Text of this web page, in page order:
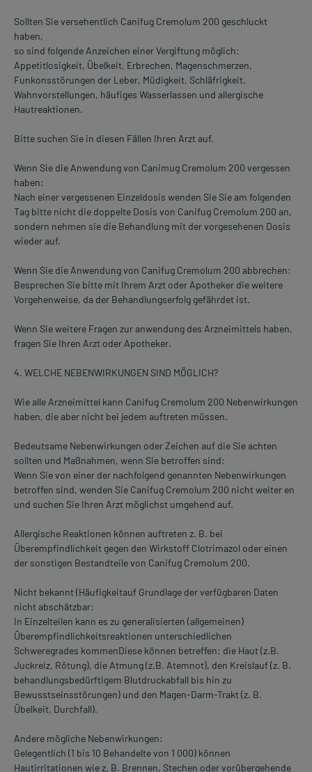
Sollten Sie versehentlich Canifug Cremolum 200 geschluckt
haben,
so sind folgende Anzeichen einer Vergiftung möglich:
Appetitlosigkeit, Übelkeit, Erbrechen, Magenschmerzen,
Funkonsstörungen der Leber, Müdigkeit, Schläfrigkeit,
Wahnvorstellungen, häufiges Wasserlassen und allergische
Hautreaktionen.
Bitte suchen Sie in diesen Fällen Ihren Arzt auf.
Wenn Sie die Anwendung von Canimug Cremolum 200 vergessen
haben:
Nach einer vergessenen Einzeldosis wenden Sie Sie am folgenden
Tag bitte nicht die doppelte Dosis von Canifug Cremolum 200 an,
sondern nehmen sie die Behandlung mit der vorgesehenen Dosis
wieder auf.
Wenn Sie die Anwendung von Canifug Cremolum 200 abbrechen:
Besprechen Sie bitte mit Ihrem Arzt oder Apotheker die weitere
Vorgehenweise, da der Behandlungserfolg gefährdet ist.
Wenn Sie weitere Fragen zur anwendung des Arzneimittels haben,
fragen Sie Ihren Arzt oder Apotheker.
4. WELCHE NEBENWIRKUNGEN SIND MÖGLICH?
Wie alle Arzneimittel kann Canifug Cremolum 200 Nebenwirkungen
haben, die aber nicht bei jedem auftreten müssen.
Bedeutsame Nebenwirkungen oder Zeichen auf die Sie achten
sollten und Maßnahmen, wenn Sie betroffen sind:
Wenn Sie von einer der nachfolgend genannten Nebenwirkungen
betroffen sind, wenden Sie Canifug Cremolum 200 nicht weiter en
und suchen Sie Ihren Arzt möglichst umgehend auf.
Allergische Reaktionen können auftreten z. B. bei
Überempfindlichkeit gegen den Wirkstoff Clotrimazol oder einen
der sonstigen Bestandteile von Canifug Cremolum 200.
Nicht bekannt (Häufigkeitauf Grundlage der verfügbaren Daten
nicht abschätzbar:
In Einzelteilen kann es zu generalisierten (allgemeinen)
Überempfindlichkeitsreaktionen unterschiedlichen
Schweregrades kommenDiese können betreffen: die Haut (z.B.
Juckreiz, Rötung), die Atmung (z.B. Atemnot), den Kreislauf (z. B.
behandlungsbedürftigem Blutdruckabfall bis hin zu
Bewusstseinsstörungen) und den Magen-Darm-Trakt (z. B.
Übelkeit, Durchfall).
Andere mögliche Nebenwirkungen:
Gelegentlich (1 bis 10 Behandelte von 1 000) können
Hautirritationen wie z. B. Brennen, Stechen oder vorübergehende